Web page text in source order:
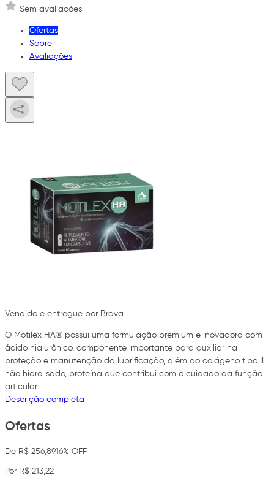
Sem avaliações
Ofertas
Sobre
Avaliações
Vendido e entregue por Brava
O Motilex HA® possui uma formulação premium e inovadora com
ácido hialurônico, componente importante para auxiliar na
proteção e manutenção da lubrificação, além do colágeno tipo II
não hidrolisado, proteína que contribui com o cuidado da função
articular
Descrição completa
Ofertas
De R$ 256,8916% OFF
Por R$ 213,22